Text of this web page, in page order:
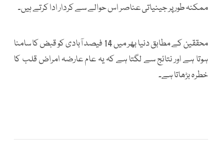
ممکنہ طور پر جینیاتی عناصر اس حوالے سے کردار ادا کرتے ہیں۔
محققین کے مطابق دنیا بھر میں 14 فیصد آبادی کو قبض کا سامنا
ہوتا ہے اور نتائج سے لگتا ہے کہ یہ عام عارضہ امراض قلب کا
خطرہ بڑھاتا ہے۔